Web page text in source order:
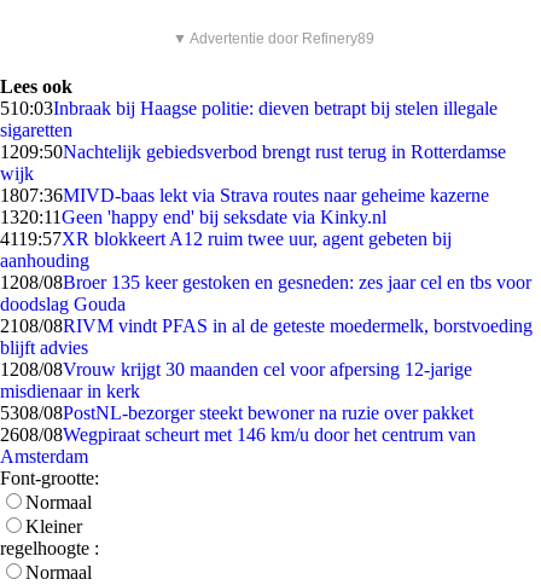
▼ Advertentie door Refinery89
Lees ook
510:03Inbraak bij Haagse politie: dieven betrapt bij stelen illegale
sigaretten
1209:50Nachtelijk gebiedsverbod brengt rust terug in Rotterdamse
wijk
1807:36MIVD-baas lekt via Strava routes naar geheime kazerne
1320:11Geen 'happy end' bij seksdate via Kinky.nl
4119:57XR blokkeert A12 ruim twee uur, agent gebeten bij
aanhouding
1208/08Broer 135 keer gestoken en gesneden: zes jaar cel en tbs voor
doodslag Gouda
2108/08RIVM vindt PFAS in al de geteste moedermelk, borstvoeding
blijft advies
1208/08Vrouw krijgt 30 maanden cel voor afpersing 12-jarige
misdienaar in kerk
5308/08PostNL-bezorger steekt bewoner na ruzie over pakket
2608/08Wegpiraat scheurt met 146 km/u door het centrum van
Amsterdam
Font-grootte:
Normaal
Kleiner
regelhoogte :
Normaal